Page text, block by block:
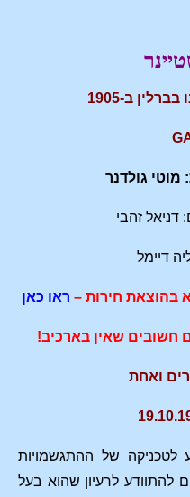
גולדנר
דניאל זהבי
דיימל
בהוצאת חירות – ראו כאן
חשובים שאין בארכיב!
ואחת
לטכניקה של ההתגשמויות
להתוודע לרעיון שהוא בעל